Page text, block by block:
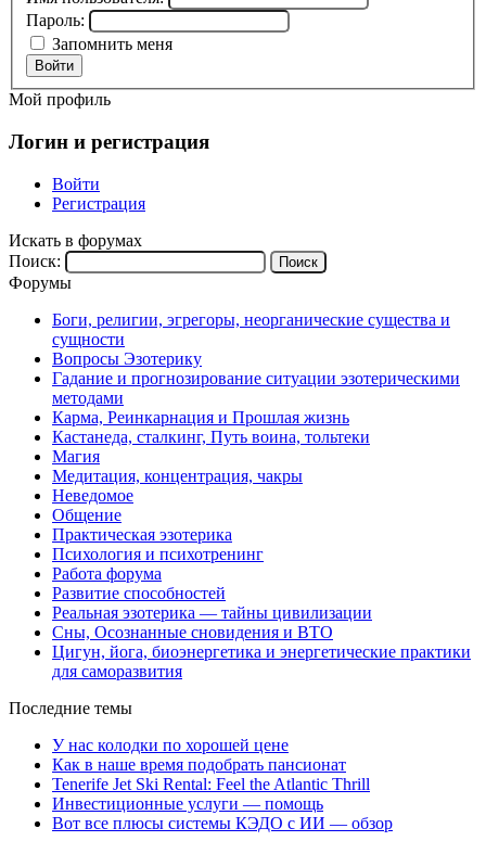
Пароль:
Запомнить меня
Войти
Мой профиль
Логин и регистрация
Войти
Регистрация
Искать в форумах
Поиск:
Форумы
Боги, религии, эгрегоры, неорганические существа и
сущности
Вопросы Эзотерику
Гадание и прогнозирование ситуации эзотерическими
методами
Карма, Реинкарнация и Прошлая жизнь
Кастанеда, сталкинг, Путь воина, тольтеки
Магия
Медитация, концентрация, чакры
Неведомое
Общение
Практическая эзотерика
Психология и психотренинг
Работа форума
Развитие способностей
Реальная эзотерика — тайны цивилизации
Сны, Осознанные сновидения и ВТО
Цигун, йога, биоэнергетика и энергетические практики
для саморазвития
Последние темы
У нас колодки по хорошей цене
Как в наше время подобрать пансионат
Tenerife Jet Ski Rental: Feel the Atlantic Thrill
Инвестиционные услуги — помощь
Вот все плюсы системы КЭДО с ИИ — обзор